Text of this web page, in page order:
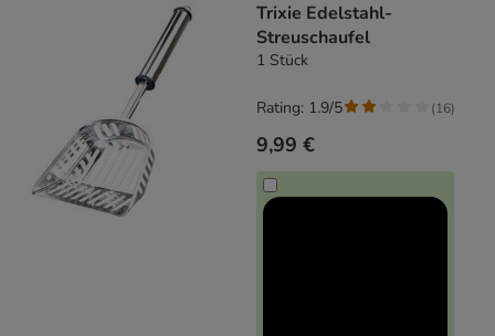
Trixie Edelstahl-
Streuschaufel
1 Stück
9,99 €
Rating: 1.9/5 (16)